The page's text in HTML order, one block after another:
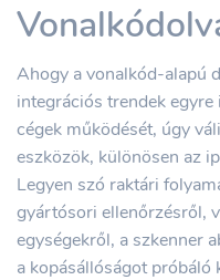
Ahogy a vonalkód-alapú
integrációs trendek
cégek működését, úgy
eszközök, különösen az
Legyen szó raktári
gyártósori ellenőrzésről,
egységekről, a szkenner
a kopásállóságot próbáló